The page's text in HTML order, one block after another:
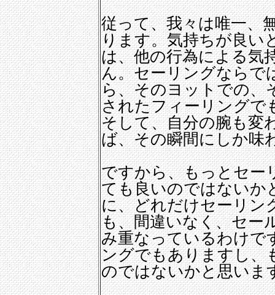
従って、我々は唯一、
ります。気持ちが良い
は、他の行為による気
ん。セーリングならで
ら、そのヨットでの、
されたフィーリングで
そして、自分の腕も変
ば、その瞬間にしか味
ですから、もっとセー
ても良いのではない
に、どれだけセーリン
も、間違いなく、セー
み重なっているわけで
ングでもありますし、
のではないかと思いま